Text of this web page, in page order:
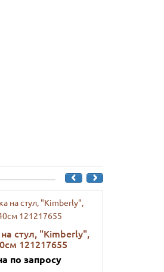
стул, "Kimberly",
121217655
по запросу